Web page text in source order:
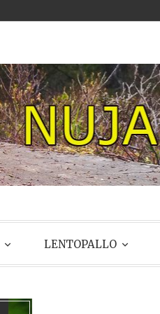
LENTOPALLO